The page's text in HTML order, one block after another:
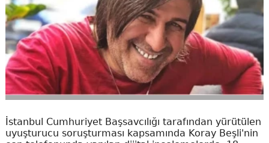
İstanbul Cumhuriyet Başsavcılığı tarafından yürütülen
uyuşturucu soruşturması kapsamında Koray Beşli'nin